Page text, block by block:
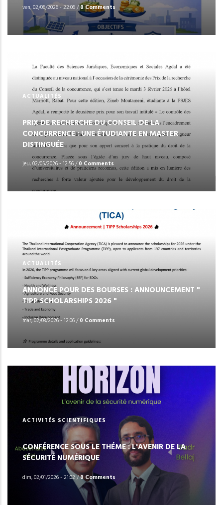
ven, 02/06/2026 - 22:06/0 Comments
ACTUALITÉS
PRIX DE RECHERCHE DU CONSEIL DE LA
CONCURRENCE : UNE ÉTUDIANTE EN MASTER
DISTINGUÉE
jeu, 02/05/2026 - 12:56/0 Comments
ACTUALITÉS
ANNONCE POUR DES BOURSES : ANNOUNCEMENT "
TIPP SCHOLARSHIPS 2026 "
mar, 02/03/2026 - 12:06/0 Comments
ACTIVITÉS SCIENTIFIQUES
CONFÉRENCE SOUS LE THÉME : L'AVENIR DE LA
SÉCURITÉ NUMÉRIQUE
dim, 02/01/2026 - 21:02 /0 Comments